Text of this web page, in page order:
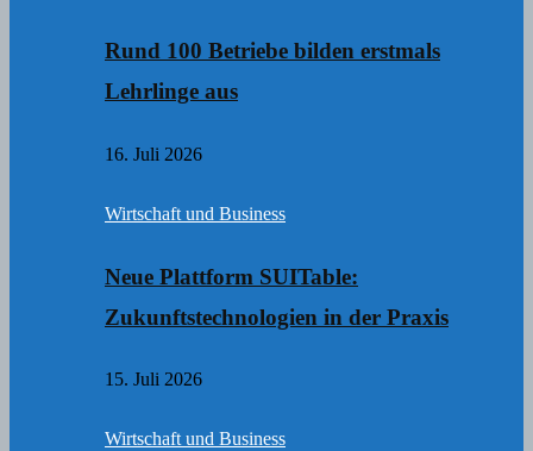
Rund 100 Betriebe bilden erstmals
Lehrlinge aus
16. Juli 2026
Wirtschaft und Business
Neue Plattform SUITable:
Zukunftstechnologien in der Praxis
15. Juli 2026
Wirtschaft und Business